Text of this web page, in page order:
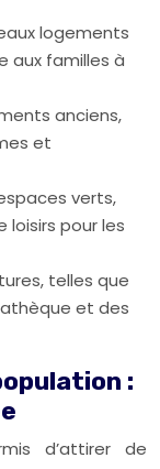
logements
aux familles à
anciens,
et
verts,
pour les
telles que
et des
:
d’attirer de